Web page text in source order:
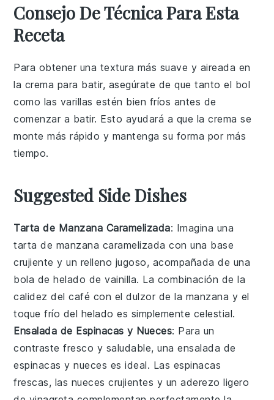
Consejo De Técnica Para Esta
Receta
Para obtener una textura más suave y aireada en
la crema para batir, asegúrate de que tanto el bol
como las varillas estén bien fríos antes de
comenzar a batir. Esto ayudará a que lacrema se
monte más rápido y mantenga su forma por más
tiempo.
Suggested Side Dishes
Tarta de Manzana Caramelizada: Imagina una
tarta de manzana caramelizada con una base
crujiente y un relleno jugoso, acompañada de una
bola de helado de vainilla. La combinación de la
calidez delcafé con el dulzor de la manzana y el
toque frío del helado es simplemente celestial.
Ensalada de Espinacas y Nueces: Para un
contraste fresco y saludable, unaensalada de
espinacas y nueces es ideal. Las espinacas
frescas, las nueces crujientes y un aderezo ligero